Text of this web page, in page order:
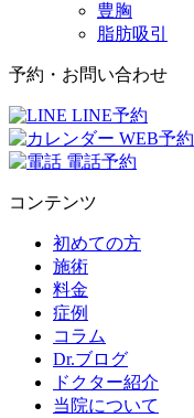
豊胸
脂肪吸引
予約・お問い合わせ
LINE予約
WEB予約
電話予約
コンテンツ
初めての方
施術
料金
症例
コラム
Dr.ブログ
ドクター紹介
当院について